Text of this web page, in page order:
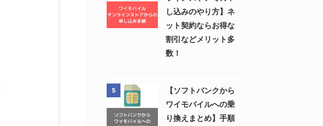
し込みのやり方】ネ
ット契約ならお得な
割引などメリット多
数！
5
【ソフトバンクから
ワイモバイルへの乗
り換えまとめ】手順